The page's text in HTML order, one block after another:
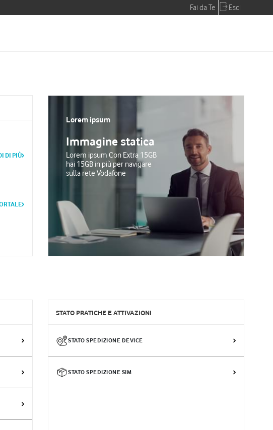
Fai da Te Esci
DI PIÙ
Lorem ipsum
Immagine statica
Lorem ipsum Con Extra 15GB
hai 15GB in più per navigare
sulla rete Vodafone
STATO PRATICHE E ATTIVAZIONI
STATO SPEDIZIONE DEVICE
STATO SPEDIZIONE SIM